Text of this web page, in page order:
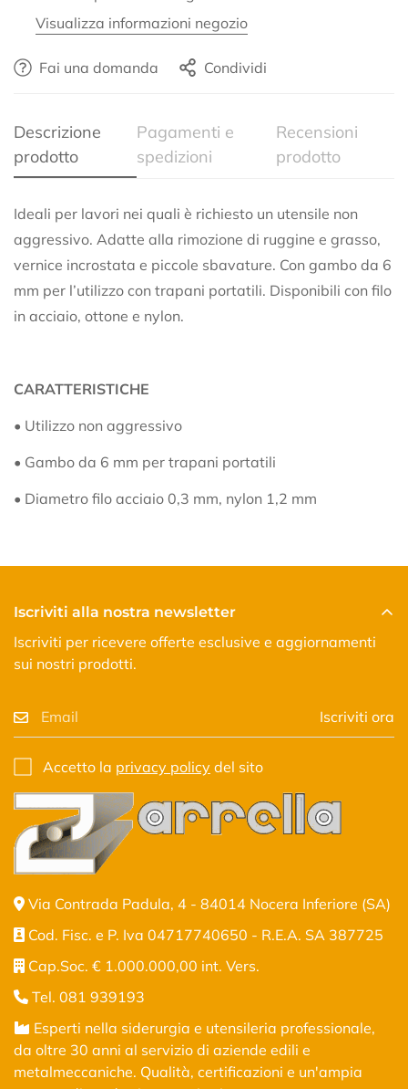
Visualizza informazioni negozio
Fai una domanda Condividi
Descrizione
prodotto
Pagamenti e
spedizioni
Recensioni
prodotto
Ideali per lavori nei quali è richiesto un utensile non
aggressivo. Adatte alla rimozione di ruggine e grasso,
vernice incrostata e piccole sbavature. Con gambo da 6
mm per l’utilizzo con trapani portatili. Disponibili con filo
in acciaio, ottone e nylon.
CARATTERISTICHE
• Utilizzo non aggressivo
• Gambo da 6 mm per trapani portatili
• Diametro filo acciaio 0,3 mm, nylon 1,2 mm
Via Contrada Padula, 4 - 84014 Nocera Inferiore (SA)
Cod. Fisc. e P. Iva 04717740650 - R.E.A. SA 387725
Cap.Soc. € 1.000.000,00 int. Vers.
Tel. 081 939193
Esperti nella siderurgia e utensileria professionale,
da oltre 30 anni al servizio di aziende edili e
metalmeccaniche. Qualità, certificazioni e un'ampia
Iscriviti alla nostra newsletter
Iscriviti per ricevere offerte esclusive e aggiornamenti
sui nostri prodotti.
Iscriviti ora
Accetto la privacy policy del sito
Confirm your age
Are you 18 years old or older?
No, I'm not Yes, I am